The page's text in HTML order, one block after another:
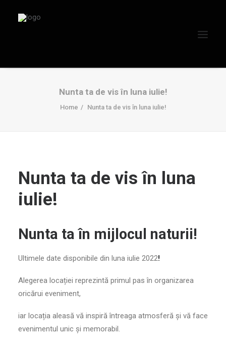
Nunta ta de vis în luna iulie!
Home Nunta ta de vis în luna iulie!
Nunta ta de vis în luna
iulie!
Nunta ta în mijlocul naturii!
Ultimele date disponibile din luna iulie 2022!
Alegerea locației reprezintă primul pas în organizarea
oricărui eveniment,
iar locația aleasă vă inspiră întreaga atmosferă și vă face
evenimentul unic și memorabil.